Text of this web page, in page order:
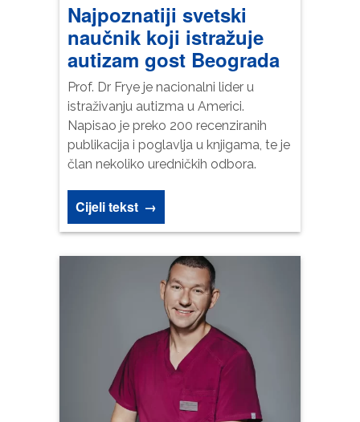
Najpoznatiji svetski
naučnik koji istražuje
autizam gost Beograda
Prof. Dr Frye je nacionalni lider u
istraživanju autizma u Americi.
Napisao je preko 200 recenziranih
publikacija i poglavlja u knjigama, te je
član nekoliko uredničkih odbora.
Cijeli tekst →
Neophodno
Ovi kolačići
nisu izborni.
Oni su
potrebni za
funkcioniranje
web stranice.
Kako bismo
funkcionalnost
i strukturu
web stranice,
na osnovu
načina na koji
se web
stranica
koristi.